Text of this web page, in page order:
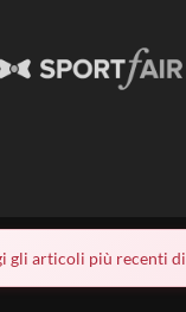
gli articoli più recenti di